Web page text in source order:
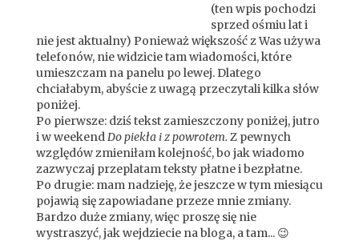
(ten wpis pochodzi
sprzed ośmiu lat i
nie jest aktualny) Ponieważ większość z Was używa
telefonów, nie widzicie tam wiadomości, które
umieszczam na panelu po lewej. Dlatego
chciałabym, abyście z uwagą przeczytali kilka słów
poniżej.
Po pierwsze: dziś tekst zamieszczony poniżej, jutro
i w weekendDo piekła i z powrotem. Z pewnych
względów zmieniłam kolejność, bo jak wiadomo
zazwyczaj przeplatam teksty płatne i bezpłatne.
Po drugie: mam nadzieję, że jeszcze w tym miesiącu
pojawią się zapowiadane przeze mnie zmiany.
Bardzo duże zmiany, więc proszę się nie
wystraszyć, jak wejdziecie na bloga, a tam... 😉